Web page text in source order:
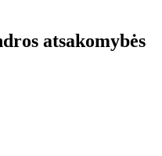
atsakomybės